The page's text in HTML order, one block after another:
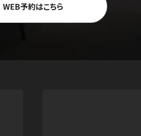
WEB予約はこちら